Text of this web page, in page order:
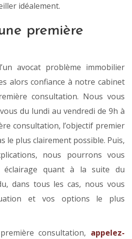
idéalement.
première
avocat problème immobilier
alors confiance à notre cabinet
consultation. Nous vous
du lundi au vendredi de 9h à
consultation, l’objectif premier
le plus clairement possible. Puis,
nous pourrons vous
quant à la suite du
dans tous les cas, nous vous
et vos options le plus
consultation, appelez-